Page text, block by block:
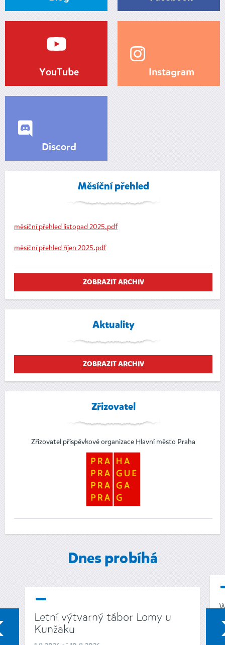
YouTube Instagram
Discord
Měsíční přehled
měsíční přehled listopad 2025.pdf
měsíční přehled říjen 2025.pdf
ZOBRAZIT ARCHIV
Aktuality
ZOBRAZIT ARCHIV
Zřizovatel
Zřizovatel příspěvkové organizace Hlavní město Praha
Dnes probíhá
Letní výtvarný tábor Lomy u
Kunžaku
PŘEDCHOZÍ